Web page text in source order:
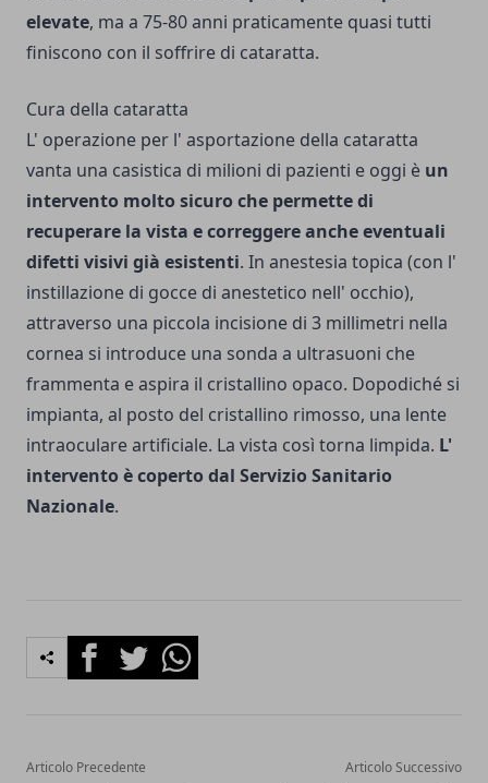
elevate, ma a 75-80 anni praticamente quasi tutti
finiscono con il soffrire di cataratta.
Cura della cataratta
L' operazione per l' asportazione della cataratta
vanta una casistica di milioni di pazienti e oggi è un
intervento molto sicuro che permette di
recuperare la vista e correggere anche eventuali
difetti visivi già esistenti. In anestesia topica (con l'
instillazione di gocce di anestetico nell' occhio),
attraverso una piccola incisione di 3 millimetri nella
cornea si introduce una sonda a ultrasuoni che
frammenta e aspira il cristallino opaco. Dopodiché si
impianta, al posto del cristallino rimosso, una lente
intraoculare artificiale. La vista così torna limpida. L'
intervento è coperto dal Servizio Sanitario
Nazionale.
FacebookTwitterWhatsapp
Articolo Precedente Articolo Successivo